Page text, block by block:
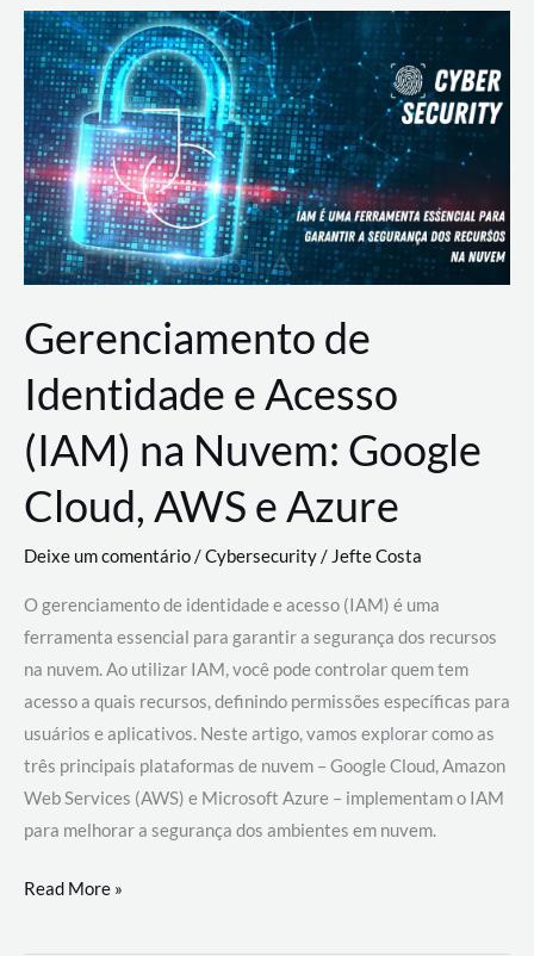
Desenvolvimento,
Segurança
e
Operações
Gerenciamento de
Identidade e Acesso
(IAM) na Nuvem: Google
Cloud, AWS e Azure
Deixe um comentário/Cybersecurity/ Jefte Costa
O gerenciamento de identidade e acesso (IAM) é uma
ferramenta essencial para garantir a segurança dos recursos
na nuvem. Ao utilizar IAM, você pode controlar quem tem
acesso a quais recursos, definindo permissões específicas para
usuários e aplicativos. Neste artigo, vamos explorar como as
três principais plataformas de nuvem – Google Cloud, Amazon
Web Services (AWS) e Microsoft Azure – implementam o IAM
para melhorar a segurança dos ambientes em nuvem.
Gerenciamento
Read More »